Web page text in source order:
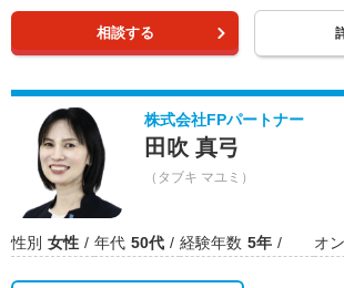
相談する
株式会社FPパートナー
田吹 真弓
（タブキ マユミ）
性別 女性 年代 50代 経験年数 5年 オ